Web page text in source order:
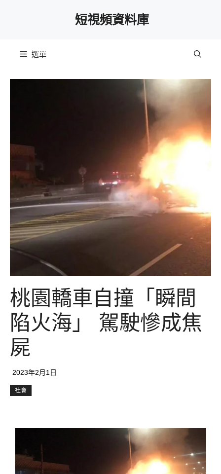
短視頻資料庫
選單
桃園轎車自撞「瞬間
陷火海」 駕駛慘成焦
屍
2023年2月1日
社會